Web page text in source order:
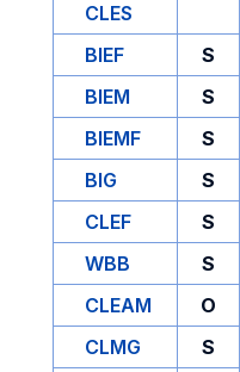
CLES
BIEF S
BIEM
S
BIEMF
S
BIG
S
CLEF
S
WBB
S
CLEAM
O
CLMG
S